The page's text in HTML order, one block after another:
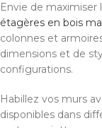
Envie de
étagères en bois
colonnes et
dimensions et de
configurations.
Habillez vos murs
disponibles dans